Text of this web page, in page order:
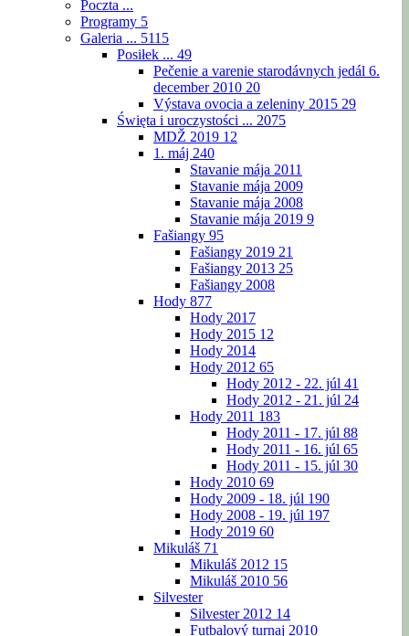
Poczta ...
Programy 5
Galeria ... 5115
Posiłek ... 49
Pečenie a varenie starodávnych jedál 6.
december 2010 20
Výstava ovocia a zeleniny 2015 29
Święta i uroczystości ... 2075
MDŽ 2019 12
1. máj 240
Stavanie mája 2011
Stavanie mája 2009
Stavanie mája 2008
Stavanie mája 2019 9
Fašiangy 95
Fašiangy 2019 21
Fašiangy 2013 25
Fašiangy 2008
Hody 877
Hody 2017
Hody 2015 12
Hody 2014
Hody 2012 65
Hody 2012 - 22. júl 41
Hody 2012 - 21. júl 24
Hody 2011 183
Hody 2011 - 17. júl 88
Hody 2011 - 16. júl 65
Hody 2011 - 15. júl 30
Hody 2010 69
Hody 2009 - 18. júl 190
Hody 2008 - 19. júl 197
Hody 2019 60
Mikuláš 71
Mikuláš 2012 15
Mikuláš 2010 56
Silvester
Silvester 2012 14
Futbalový turnaj 2010